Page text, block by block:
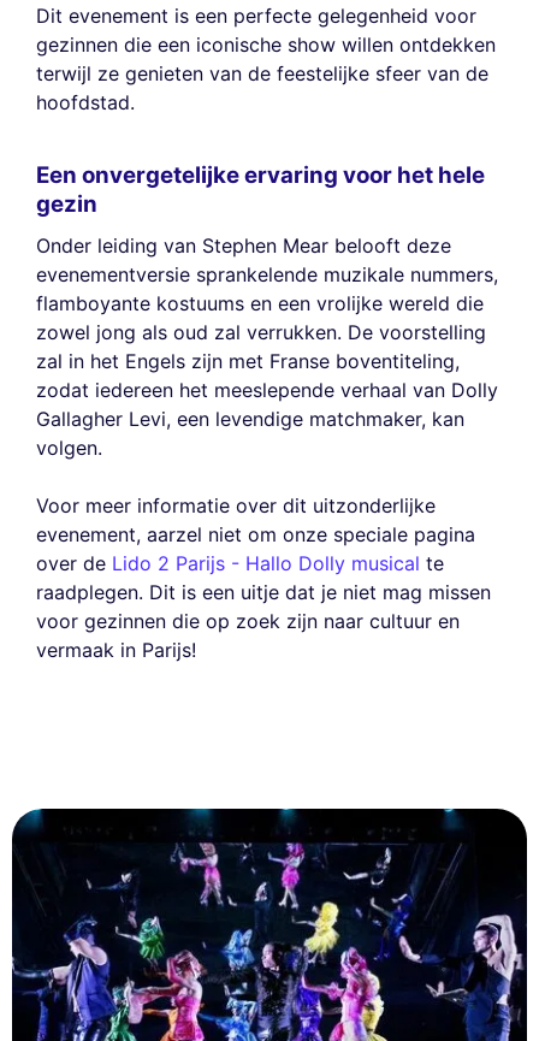
Dit evenement is een perfecte gelegenheid voor
gezinnen die een iconische show willen ontdekken
terwijl ze genieten van de feestelijke sfeer van de
hoofdstad.
Een onvergetelijke ervaring voor het hele
gezin
Onder leiding van Stephen Mear belooft deze
evenementversie sprankelende muzikale nummers,
flamboyante kostuums en een vrolijke wereld die
zowel jong als oud zal verrukken. De voorstelling
zal in het Engels zijn met Franse boventiteling,
zodat iedereen het meeslepende verhaal van Dolly
Gallagher Levi, een levendige matchmaker, kan
volgen.
Voor meer informatie over dit uitzonderlijke
evenement, aarzel niet om onze speciale pagina
over de Lido 2 Parijs - Hallo Dolly musical te
raadplegen. Dit is een uitje dat je niet mag missen
voor gezinnen die op zoek zijn naar cultuur en
vermaak in Parijs!